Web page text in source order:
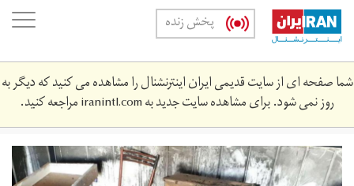
Skip
main
content
پخش زنده
شما صفحه ای از سایت قدیمی ایران اینترنشنال را مشاهده می کنید که دیگر به
روز نمی شود. برای مشاهده سایت جدید بهiranintl.comمراجعه کنید.
zhdn.jpg